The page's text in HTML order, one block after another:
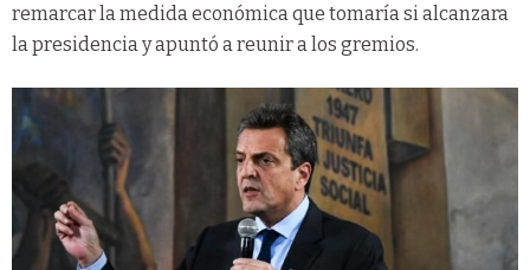
remarcar la medida económica que tomaría si alcanzara
la presidencia y apuntó a reunir a los gremios.